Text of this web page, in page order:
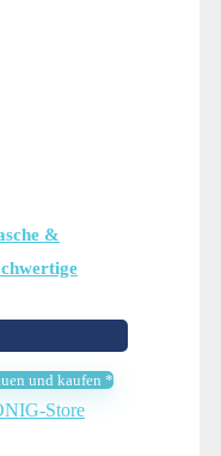
&
für
und kaufen *
Store